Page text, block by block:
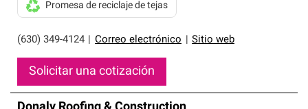
(630) 349-4124 Correo electrónico Sitio web
Promesa de reciclaje de tejas
Solicitar una cotización